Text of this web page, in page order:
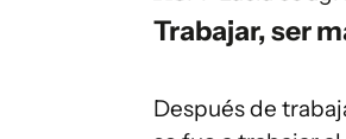
Trabajar, ser
Después de